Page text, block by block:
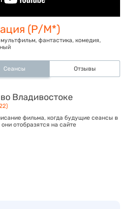
(Р/М*)
мультфильм, фантастика, комедия,
Сеансы Отзывы
Владивостоке
фильма, когда будущие сеансы в
отобразятся на сайте